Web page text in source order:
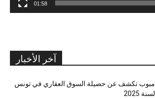
01:58
آخر الأخبار
مبوب تكشف عن حصيلة السوق العقاري في تونس
لسنة 2025